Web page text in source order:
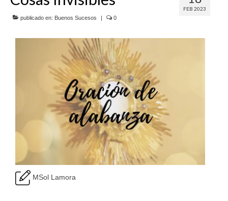
SERVICIOS
COF
BUENOS SUCESOS
FEB 2023
publicado en: Buenos Sucesos 0
MSol Lamora